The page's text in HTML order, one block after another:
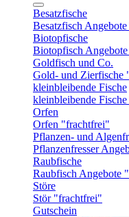
Besatzfische
Besatzfisch
Biotopfische
Biotopfisch
Goldfisch und Co.
Gold- und Zierfische
kleinbleibende Fische
kleinbleibende
Orfen
Orfen "frachtfrei"
Pflanzen- und
Pflanzenfresser
Raubfische
Raubfisch Angebote
Störe
Stör "frachtfrei"
Gutschein